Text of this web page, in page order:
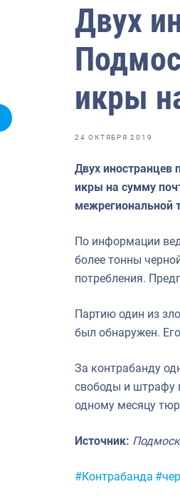
Выставки и конференции
Научно-практическая литература
Рыбоохрана России
Отрасль в цифрах
Инфографика
Большая африканская экспедиция
Двух
икры
24 ОКТЯБРЯ 2019
Двух иностранцев
икры на сумму
межрегиональной
По информации
более тонны
потребления.
Партию один из
был обнаружен.
За контрабанду
свободы и штрафу
одному месяцу
Источник:
Метки:
#Контрабанда